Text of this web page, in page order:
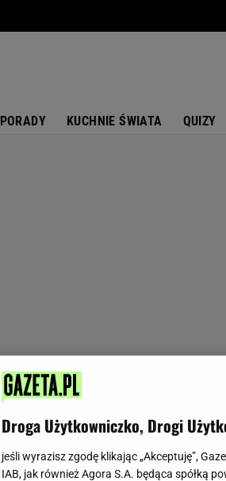
PORADY KUCHNIE ŚWIATA QUIZY
Droga Użytkowniczko, Drogi
jeśli wyrazisz zgodę klikając „Akceptuję”,
IAB, jak również Agora S.A. będąca spółką